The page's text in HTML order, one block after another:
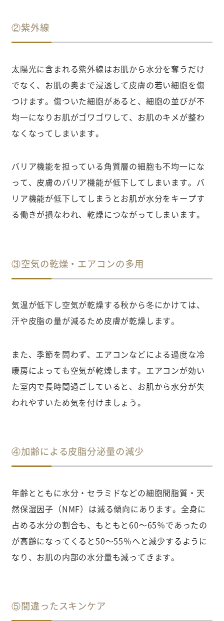
②紫外線
太陽光に含まれる紫外線はお肌から水分を奪うだけ
でなく、お肌の奥まで浸透して皮膚の若い細胞を傷
つけます。傷ついた細胞があると、細胞の並びが不
均一になりお肌がゴワゴワして、お肌のキメが整わ
なくなってしまいます。
バリア機能を担っている角質層の細胞も不均一にな
って、皮膚のバリア機能が低下してしまいます。バ
リア機能が低下してしまうとお肌が水分をキープす
る働きが損なわれ、乾燥につながってしまいます。
③空気の乾燥・エアコンの多用
気温が低下し空気が乾燥する秋から冬にかけては、
汗や皮脂の量が減るため皮膚が乾燥します。
また、季節を問わず、エアコンなどによる過度な冷
暖房によっても空気が乾燥します。エアコンが効い
た室内で長時間過ごしていると、お肌から水分が失
われやすいため気を付けましょう。
④加齢による皮脂分泌量の減少
年齢とともに水分・セラミドなどの細胞間脂質・天
然保湿因子（NMF）は減る傾向にあります。全身に
占める水分の割合も、もともと60〜65％であったの
が高齢になってくると50〜55％へと減少するように
なり、お肌の内部の水分量も減ってきます。
⑤間違ったスキンケア